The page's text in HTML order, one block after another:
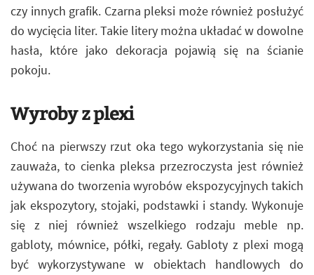
czy innych grafik. Czarna pleksi może również posłużyć
do wycięcia liter. Takie litery można układać w dowolne
hasła, które jako dekoracja pojawią się na ścianie
pokoju.
Wyroby z plexi
Choć na pierwszy rzut oka tego wykorzystania się nie
zauważa, to cienka pleksa przezroczysta jest również
używana do tworzenia wyrobów ekspozycyjnych takich
jak ekspozytory, stojaki, podstawki i standy. Wykonuje
się z niej również wszelkiego rodzaju meble np.
gabloty, mównice, półki, regały. Gabloty z plexi mogą
być wykorzystywane w obiektach handlowych do